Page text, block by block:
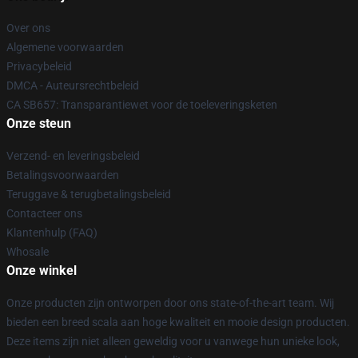
Over ons
Algemene voorwaarden
Privacybeleid
DMCA - Auteursrechtbeleid
CA SB657: Transparantiewet voor de toeleveringsketen
Onze steun
Verzend- en leveringsbeleid
Betalingsvoorwaarden
Teruggave & terugbetalingsbeleid
Contacteer ons
Klantenhulp (FAQ)
Whosale
Onze winkel
Onze producten zijn ontworpen door ons state-of-the-art team. Wij
bieden een breed scala aan hoge kwaliteit en mooie design producten.
Deze items zijn niet alleen geweldig voor u vanwege hun unieke look,